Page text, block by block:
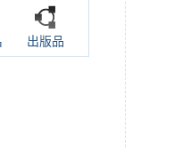
出版品